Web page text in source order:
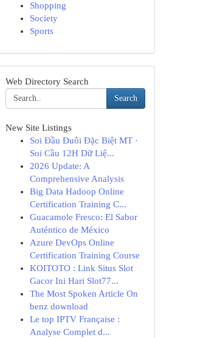
Shopping
Society
Sports
Web Directory Search
Search
New Site Listings
Soi Đầu Đuôi Đặc Biệt MT ·
Soi Cầu 12H Dữ Liệ...
2026 Update: A
Comprehensive Analysis
Big Data Hadoop Online
Certification Training C...
Guacamole Fresco: El Sabor
Auténtico de México
Azure DevOps Online
Certification Training Course
KOITOTO : Link Situs Slot
Gacor Ini Hari Slot77...
The Most Spoken Article On
benz download
Le top IPTV Française :
Analyse Complet d...